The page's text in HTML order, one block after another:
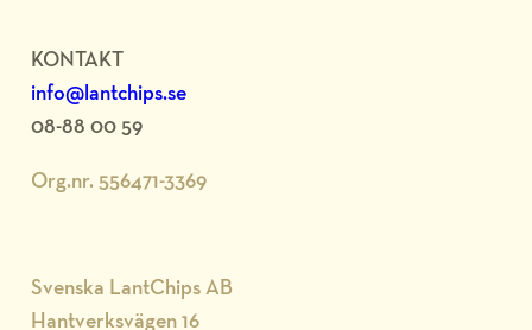
KONTAKT
info@lantchips.se
08-88 00 59
Org.nr. 556471-3369
Svenska LantChips AB
Hantverksvägen 16